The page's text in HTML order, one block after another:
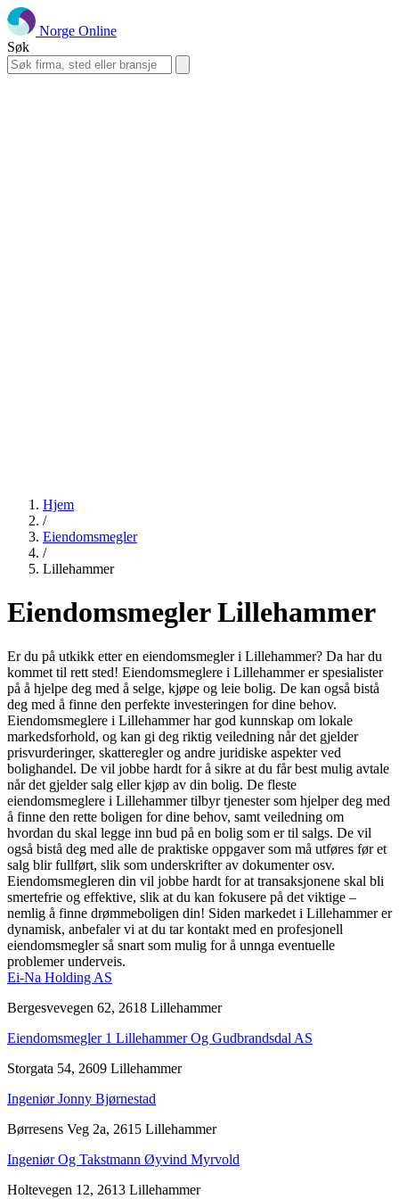
Norge Online
Søk
Hjem
/
Eiendomsmegler
/
Lillehammer
Eiendomsmegler Lillehammer
Er du på utkikk etter en eiendomsmegler i Lillehammer? Da har du
kommet til rett sted! Eiendomsmeglere i Lillehammer er spesialister
på å hjelpe deg med å selge, kjøpe og leie bolig. De kan også bistå
deg med å finne den perfekte investeringen for dine behov.
Eiendomsmeglere i Lillehammer har god kunnskap om lokale
markedsforhold, og kan gi deg riktig veiledning når det gjelder
prisvurderinger, skatteregler og andre juridiske aspekter ved
bolighandel. De vil jobbe hardt for å sikre at du får best mulig avtale
når det gjelder salg eller kjøp av din bolig. De fleste
eiendomsmeglere i Lillehammer tilbyr tjenester som hjelper deg med
å finne den rette boligen for dine behov, samt veiledning om
hvordan du skal legge inn bud på en bolig som er til salgs. De vil
også bistå deg med alle de praktiske oppgaver som må utføres før et
salg blir fullført, slik som underskrifter av dokumenter osv.
Eiendomsmegleren din vil jobbe hardt for at transaksjonene skal bli
smertefrie og effektive, slik at du kan fokusere på det viktige –
nemlig å finne drømmeboligen din! Siden markedet i Lillehammer er
dynamisk, anbefaler vi at du tar kontakt med en profesjonell
eiendomsmegler så snart som mulig for å unnga eventuelle
problemer underveis.
Ei-Na Holding AS
Bergesvevegen 62, 2618 Lillehammer
Eiendomsmegler 1 Lillehammer Og Gudbrandsdal AS
Storgata 54, 2609 Lillehammer
Ingeniør Jonny Bjørnestad
Børresens Veg 2a, 2615 Lillehammer
Ingeniør Og Takstmann Øyvind Myrvold
Holtevegen 12, 2613 Lillehammer